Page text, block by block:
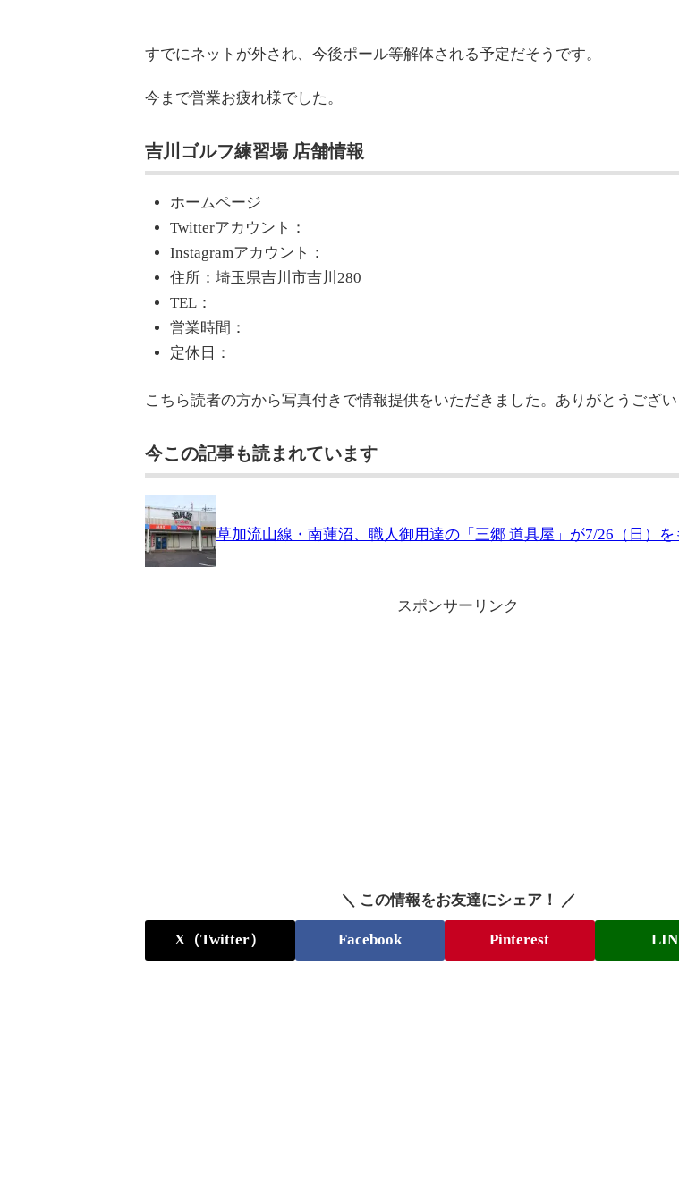
すでにネットが外され、今後ポール等解体される予定だそうです。
今まで営業お疲れ様でした。
吉川ゴルフ練習場 店舗情報
ホームページ
Twitterアカウント：
Instagramアカウント：
住所：埼玉県吉川市吉川280
TEL：
営業時間：
定休日：
こちら読者の方から写真付きで情報提供をいただきました。ありがとうござい
今この記事も読まれています
草加流山線・南蓮沼、職人御用達の「三郷 道具屋」が7/26（日）
スポンサーリンク
＼ この情報をお友達にシェア！ ／
X（Twitter） Facebook Pinterest